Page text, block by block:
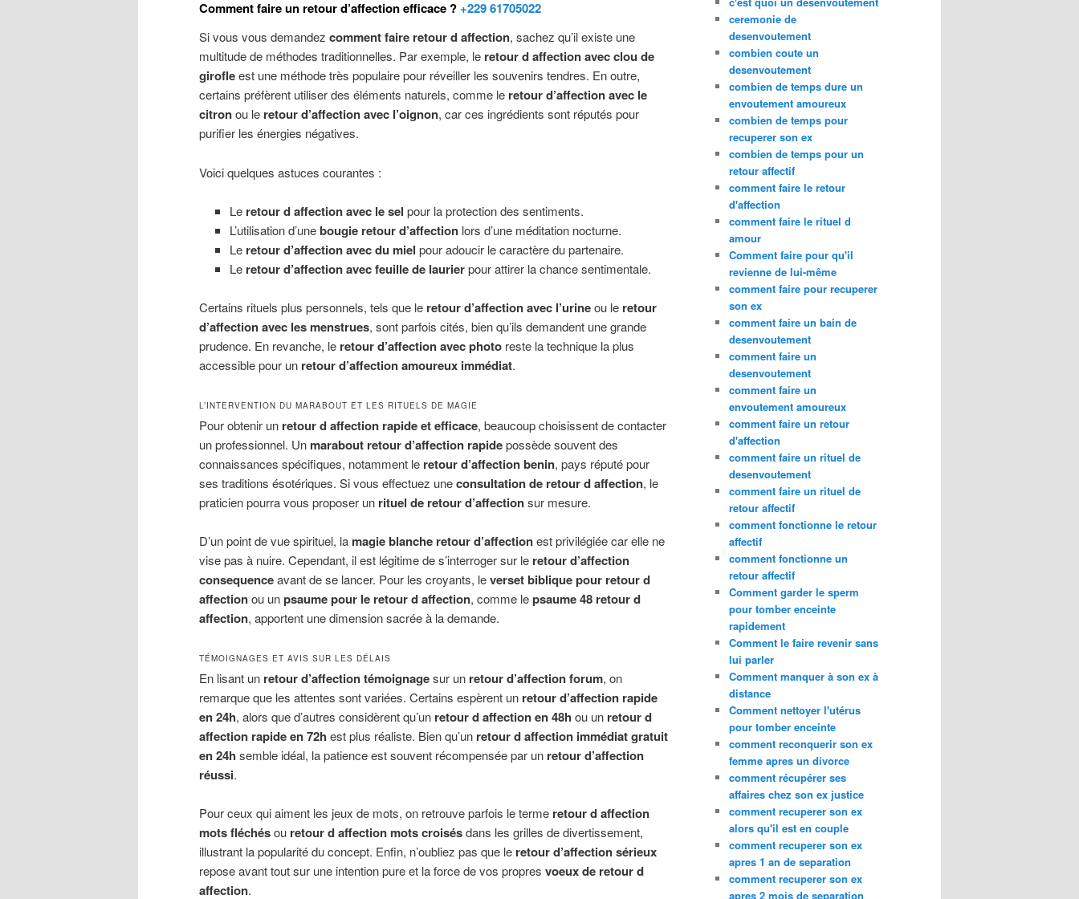
Comment faire un retour d’affection efficace ?+229 61705022
Si vous vous demandez comment faire retour d affection, sachez qu’il existe une
multitude de méthodes traditionnelles. Par exemple, le retour d affection avec clou de
girofleest une méthode très populaire pour réveiller les souvenirs tendres. En outre,
certains préfèrent utiliser des éléments naturels, comme le retour d’affection avec le
citronou le retour d’affection avec l’oignon, car ces ingrédients sont réputés pour
purifier les énergies négatives.
Voici quelques astuces courantes :
Le retour d affection avec le sel pour la protection des sentiments.
L’utilisation d’unebougie retour d’affectionlors d’une méditation nocturne.
Le retour d’affection avec du miel pour adoucir le caractère du partenaire.
Le retour d’affection avec feuille de laurierpour attirer la chance sentimentale.
Certains rituels plus personnels, tels que le retour d’affection avec l’urineou le retour
d’affection avec les menstrues, sont parfois cités, bien qu’ils demandent une grande
prudence. En revanche, le retour d’affection avec photo reste la technique la plus
accessible pour un retour d’affection amoureux immédiat.
L’INTERVENTION DU MARABOUT ET LES RITUELS DE MAGIE
Pour obtenir un retour d affection rapide et efficace, beaucoup choisissent de contacter
un professionnel. Un marabout retour d’affection rapidepossède souvent des
connaissances spécifiques, notamment le retour d’affection benin, pays réputé pour
ses traditions ésotériques. Si vous effectuez uneconsultation de retour d affection, le
praticien pourra vous proposer un rituel de retour d’affectionsur mesure.
D’un point de vue spirituel, la magie blanche retour d’affectionest privilégiée car elle ne
vise pas à nuire. Cependant, il est légitime de s’interroger sur le retour d’affection
consequenceavant de se lancer. Pour les croyants, leverset biblique pour retour d
affectionou unpsaume pour le retour d affection, comme lepsaume 48 retour d
affection, apportent une dimension sacrée à la demande.
TÉMOIGNAGES ET AVIS SUR LES DÉLAIS
En lisant un retour d’affection témoignagesur un retour d’affection forum, on
remarque que les attentes sont variées. Certains espèrent un retour d’affection rapide
en 24h, alors que d’autres considèrent qu’un retour d affection en 48h ou un retour d
affection rapide en 72h est plus réaliste. Bien qu’un retour d affection immédiat gratuit
en 24h semble idéal, la patience est souvent récompensée par un retour d’affection
réussi.
Pour ceux qui aiment les jeux de mots, on retrouve parfois le terme retour d affection
mots fléchésou retour d affection mots croisésdans les grilles de divertissement,
illustrant la popularité du concept. Enfin, n’oubliez pas que le retour d’affection sérieux
repose avant tout sur une intention pure et la force de vos propres voeux de retour d
affection.
ceremonie de
desenvoutement
combien coute un
desenvoutement
combien de temps dure un
envoutement amoureux
combien de temps pour
recuperer son ex
combien de temps pour un
retour affectif
comment faire le retour
d'affection
comment faire le rituel d
amour
Comment faire pour qu'il
revienne de lui-même
comment faire pour recuperer
son ex
comment faire un bain de
desenvoutement
comment faire un
desenvoutement
comment faire un
envoutement amoureux
comment faire un retour
d'affection
comment faire un rituel de
desenvoutement
comment faire un rituel de
retour affectif
comment fonctionne le retour
affectif
comment fonctionne un
retour affectif
Comment garder le sperm
pour tomber enceinte
rapidement
Comment le faire revenir sans
lui parler
Comment manquer à son ex à
distance
Comment nettoyer l'utérus
pour tomber enceinte
comment reconquerir son ex
femme apres un divorce
comment récupérer ses
affaires chez son ex justice
comment recuperer son ex
alors qu'il est en couple
comment recuperer son ex
apres 1 an de separation
comment recuperer son ex
apres 2 mois de separation